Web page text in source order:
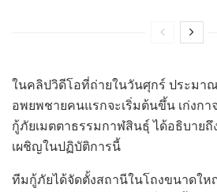
ในคลิปวิดีโอที่ถ่ายในวันศุกร์ ประมา
อพยพชายคนแรกจะเริ่มต้นขึ้น เก่งกา
กู้ภัยเมตตาธรรมกาฬสินธุ์ ได้อธิบาย
เผชิญในปฏิบัติการนี้
ทีมกู้ภัยได้จัดตั้งสถานีในโถงขนาดให